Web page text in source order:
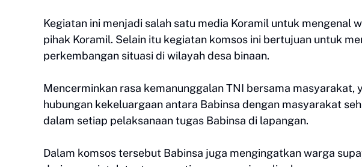
Kegiatan ini menjadi salah satu media Koramil untuk mengenal
pihak Koramil. Selain itu kegiatan komsos ini bertujuan untuk
perkembangan situasi di wilayah desa binaan.
Mencerminkan rasa kemanunggalan TNI bersama
hubungan kekeluargaan antara Babinsa dengan masyarakat
dalam setiap pelaksanaan tugas Babinsa di lapangan.
Dalam komsos tersebut Babinsa juga mengingatkan warga